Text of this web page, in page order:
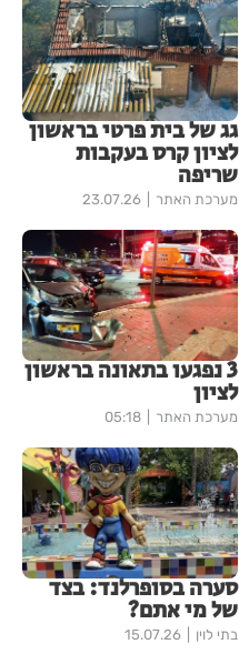
גג של בית פרטי בראשון
לציון קרס בעקבות
שריפה
מערכת האתר 23.07.26
3 נפגעו בתאונה בראשון
לציון
מערכת האתר 05:18
סערה בסופרלנד: בצד
של מי אתם?
בתי לוין 15.07.26